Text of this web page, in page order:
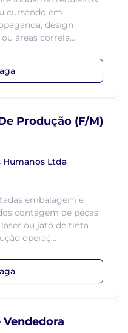
cursando em
design
áreas correla...
Produção (F/M)
Humanos Ltda
embalagem e
contagem de peças
ou jato de tinta
operaç...
Vendedora